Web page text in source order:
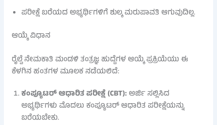
ಪರೀಕ್ಷೆ ಬರೆಯದ ಅಭ್ಯರ್ಥಿಗಳಿಗೆ ಶುಲ್ಕ ಮರುಪಾವತಿ ಆಗುವುದಿಲ್ಲ.
ಆಯ್ಕೆ ವಿಧಾನ
ರೈಲ್ವೆ ನೇಮಕಾತಿ ಮಂಡಳಿ ತಂತ್ರಜ್ಞ ಹುದ್ದೆಗಳ ಆಯ್ಕೆ ಪ್ರಕ್ರಿಯೆಯು ಈ
ಕೆಳಗಿನ ಹಂತಗಳ ಮೂಲಕ ನಡೆಯಲಿದೆ:
ಕಂಪ್ಯೂಟರ್ ಆಧಾರಿತ ಪರೀಕ್ಷೆ (CBT):ಅರ್ಜಿ ಸಲ್ಲಿಸಿದ
ಅಭ್ಯರ್ಥಿಗಳು ಮೊದಲು ಕಂಪ್ಯೂಟರ್ ಆಧಾರಿತ ಪರೀಕ್ಷೆಯನ್ನು
ಬರೆಯಬೇಕು.